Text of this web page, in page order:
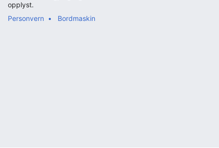
opplyst.
Personvern
Bordmaskin